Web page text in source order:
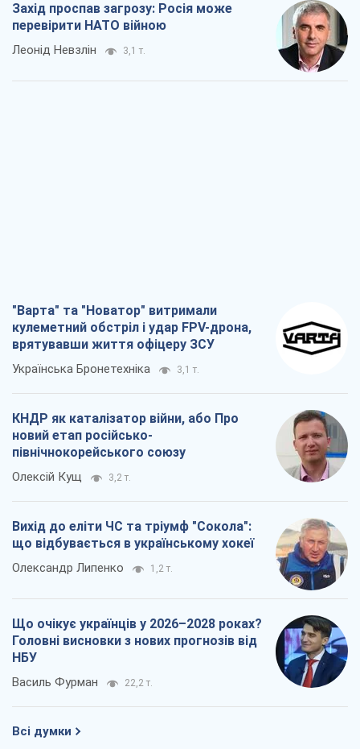
Захід проспав загрозу: Росія може
перевірити НАТО війною
Леонід Невзлін 3,1 т.
"Варта" та "Новатор" витримали
кулеметний обстріл і удар FPV-дрона,
врятувавши життя офіцеру ЗСУ
Українська Бронетехніка 3,1 т.
КНДР як каталізатор війни, або Про
новий етап російсько-
північнокорейського союзу
Олексій Кущ 3,2 т.
Вихід до еліти ЧС та тріумф "Сокола":
що відбувається в українському хокеї
Олександр Липенко 1,2 т.
Що очікує українців у 2026–2028 роках?
Головні висновки з нових прогнозів від
НБУ
Василь Фурман 22,2 т.
Всі думки